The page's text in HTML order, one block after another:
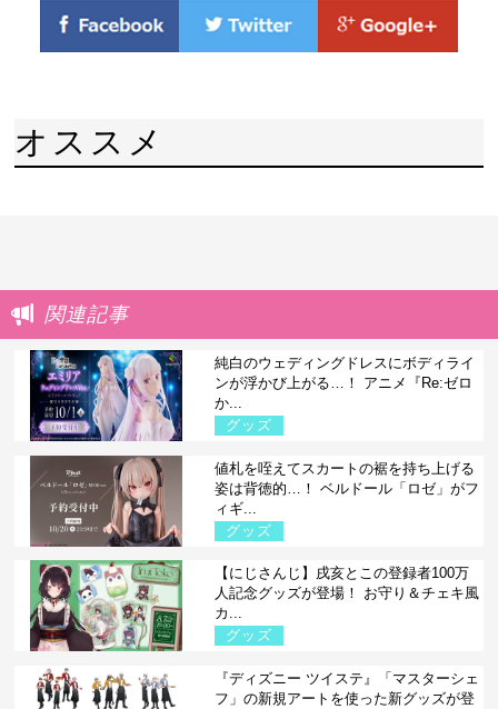
オススメ
関連記事
純白のウェディングドレスにボディライ
ンが浮かび上がる…！ アニメ『Re:ゼロ
か...
グッズ
値札を咥えてスカートの裾を持ち上げる
姿は背徳的…！ ベルドール「ロゼ」がフ
ィギ...
グッズ
【にじさんじ】戌亥とこの登録者100万
人記念グッズが登場！ お守り＆チェキ風
カ...
グッズ
『ディズニー ツイステ』「マスターシェ
フ」の新規アートを使った新グッズが登